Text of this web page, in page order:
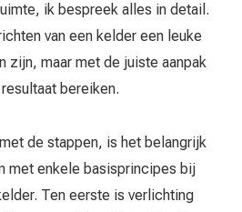
ik bespreek alles in detail.
van een kelder een leuke
zijn, maar met de juiste aanpak
bereiken.
de stappen, is het belangrijk
met enkele basisprincipes bij
Ten eerste is verlichting